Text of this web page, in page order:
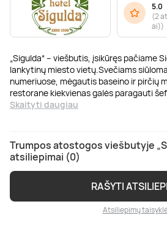
„Sigulda“ – viešbutis, įsikūręs pačiame
lankytinų miesto vietų.Svečiams
numeriuose, mėgautis baseino ir pirčių
restorane kiekvienas galės paragauti
Skaityti daugiau
5.0
(2
ai))
Trumpos atostogos viešbutyje
atsiliepimai (0)
RAŠYTI
Atsiliepimų